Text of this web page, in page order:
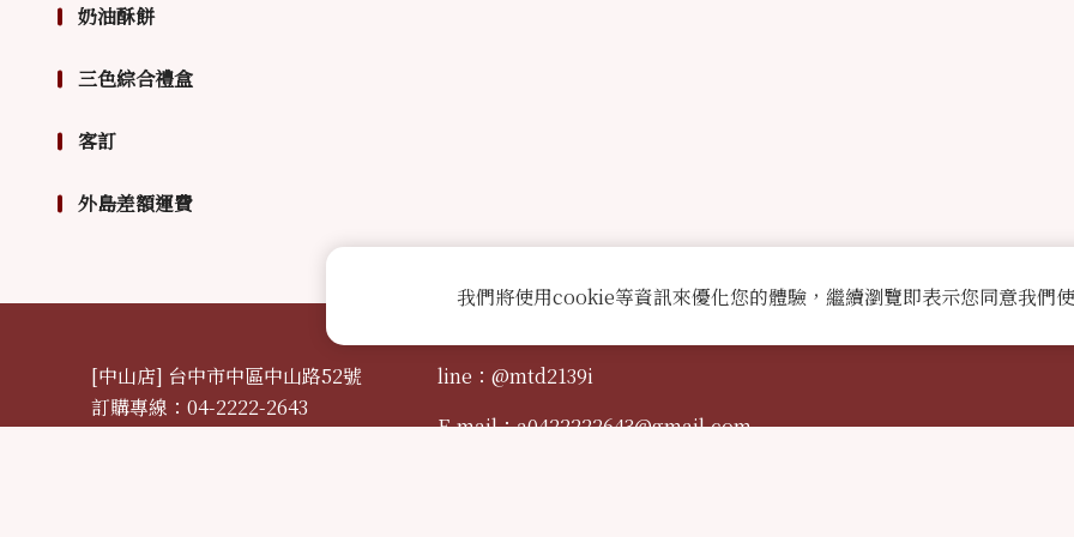
奶油酥餅
三色綜合禮盒
客訂
外島差額運費
[中山店] 台中市中區中山路52號
訂購專線：04-2222-2643
line：@mtd2139i
E-mail：a0422222643@gmail.com
我們將使用cookie等資訊來優化您的體驗，繼續瀏覽即表示您同意我們